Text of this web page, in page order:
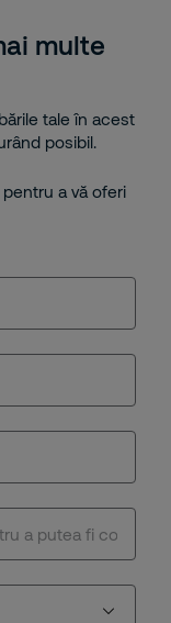
multe
tale în acest
posibil.
a vă oferi